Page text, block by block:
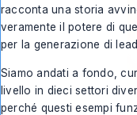
racconta una storia
veramente il potere di
per la generazione di
Siamo andati a fondo,
livello in dieci settori
perché questi esempi